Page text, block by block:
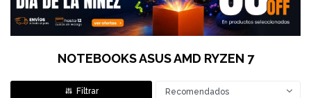
NOTEBOOKS ASUS AMD RYZEN 7
Recomendados